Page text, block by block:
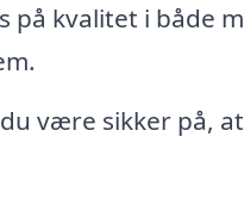
på kvalitet i både
være sikker på,